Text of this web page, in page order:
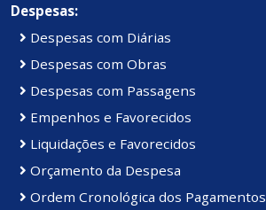
Despesas:
Despesas com Diárias
Despesas com Obras
Despesas com Passagens
Empenhos e Favorecidos
Liquidações e Favorecidos
Orçamento da Despesa
Ordem Cronológica dos Pagamentos